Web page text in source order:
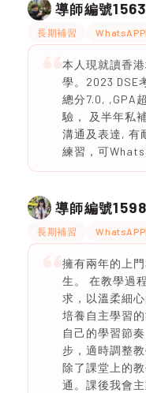
導師編號
長期補習 WhatsAPP
本人現就讀香
學。2023 DSE
總分7.0, ,GPA
驗， 及半年私
溝通及表達, 有
練習，可
導師編號
長期補習 WhatsAPP
擁有兩年的上
生。 在教學過
求，以溫柔細
培養自主學習
自己的學習節
步，適時調整
除了課堂上的
通。課後我會